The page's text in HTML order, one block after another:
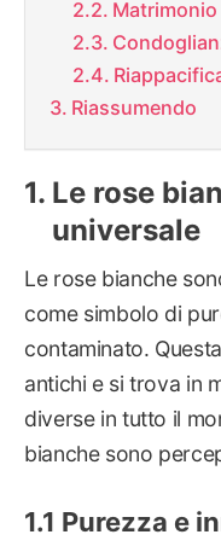
Matrimonio
Riassumendo
Le rose
universale
Le rose bianche
come simbolo di
contaminato.
antichi e si trova in
diverse in tutto il
bianche sono
Purezza e